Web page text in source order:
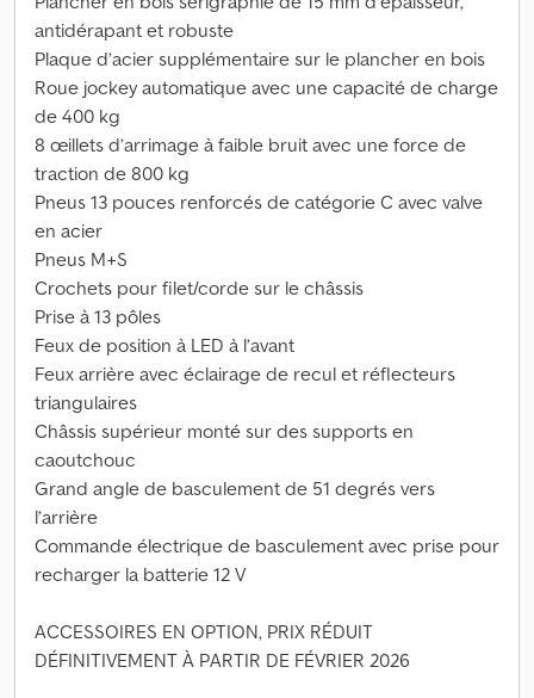
antidérapant et robuste
Plaque d’acier supplémentaire sur le plancher en bois
Roue jockey automatique avec une capacité de charge
de 400 kg
8 œillets d’arrimage à faible bruit avec une force de
traction de 800 kg
Pneus 13 pouces renforcés de catégorie C avec valve
en acier
Pneus M+S
Crochets pour filet/corde sur le châssis
Prise à 13 pôles
Feux de position à LED à l’avant
Feux arrière avec éclairage de recul et réflecteurs
triangulaires
Châssis supérieur monté sur des supports en
caoutchouc
Grand angle de basculement de 51 degrés vers
l’arrière
Commande électrique de basculement avec prise pour
recharger la batterie 12 V
ACCESSOIRES EN OPTION, PRIX RÉDUIT
DÉFINITIVEMENT À PARTIR DE FÉVRIER 2026